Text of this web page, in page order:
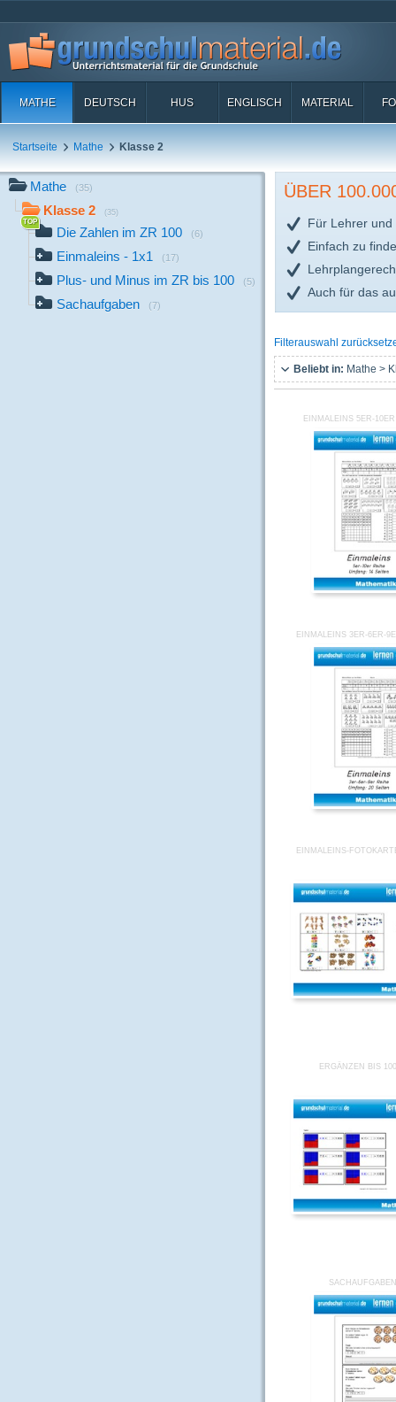
MATHE DEUTSCH HUS ENGLISCH MATERIAL
Startseite Mathe Klasse 2
Mathe (35)
Klasse 2 (35)
Die Zahlen im ZR 100 (6)
Einmaleins - 1x1 (17)
Plus- und Minus im ZR bis 100 (5)
Sachaufgaben (7)
ÜBER
Für Lehrer und
Einfach zu
Auch für das
Filterauswahl
Beliebt in: Mathe >
EINMALEINS 5ER-
EINMALEINS 3ER-6ER-
EINMALEINS-
ERGÄNZEN BIS